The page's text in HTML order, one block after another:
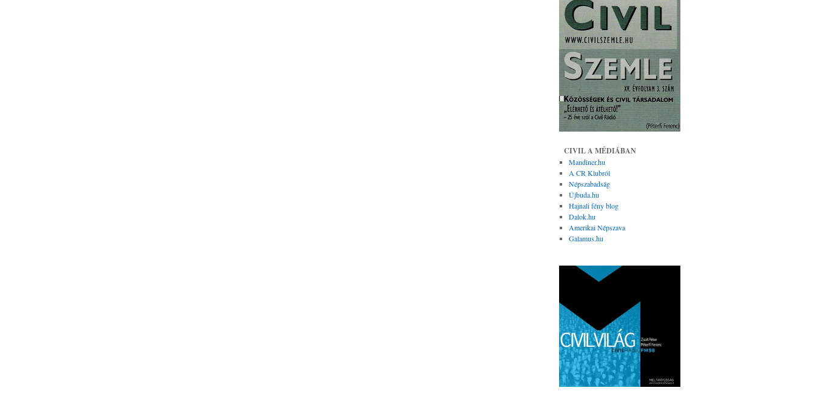
CIVIL A MÉDIÁBAN
Mandiner.hu
A CR Klubról
Népszabadság
Újbuda.hu
Hajnali fény blog
Dalok.hu
Amerikai Népszava
Galamus.hu